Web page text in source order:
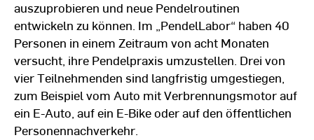
auszuprobieren und neue Pendelroutinen
entwickeln zu können. Im „PendelLabor“ haben 40
Personen in einem Zeitraum von acht Monaten
versucht, ihre Pendelpraxis umzustellen. Drei von
vier Teilnehmenden sind langfristig umgestiegen,
zum Beispiel vom Auto mit Verbrennungsmotor auf
ein E-Auto, auf ein E-Bike oder auf den öffentlichen
Personennachverkehr.